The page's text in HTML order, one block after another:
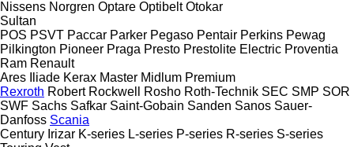
Nissens Norgren Optare Optibelt Otokar
Sultan
POS PSVT Paccar Parker Pegaso Pentair Perkins Pewag
Pilkington Pioneer Praga Presto Prestolite Electric Proventia
Ram Renault
Ares
Iliade Kerax Master Midlum Premium
Rexroth Robert Rockwell Rosho Roth-Technik SEC SMP SOR
SWF Sachs Safkar Saint-Gobain Sanden Sanos Sauer-
Danfoss Scania
Century Irizar K-series L-series P-series R-series S-series